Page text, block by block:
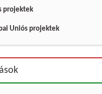
projektek
Uniós projektek